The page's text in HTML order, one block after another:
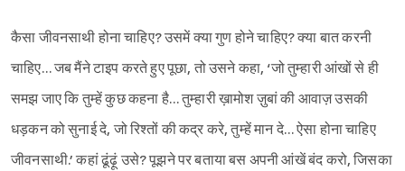
कैसा जीवनसाथी होना चाहिए? उसमें क्या गुण होने चाहिए? क्या बात करनी
चाहिए… जब मैंने टाइप करते हुए पूछा, तो उसने कहा, ‘जो तुम्हारी आंखों से ही
समझ जाए कि तुम्हें कुछ कहना है… तुम्हारी ख़ामोश ज़ुबां की आवाज़ उसकी
धड़कन को सुनाई दे, जो रिश्तों की कद्र करे, तुम्हें मान दे… ऐसा होना चाहिए
जीवनसाथी.’ कहां ढूंढ़ूं उसे? पूझने पर बताया बस अपनी आंखें बंद करो, जिसका